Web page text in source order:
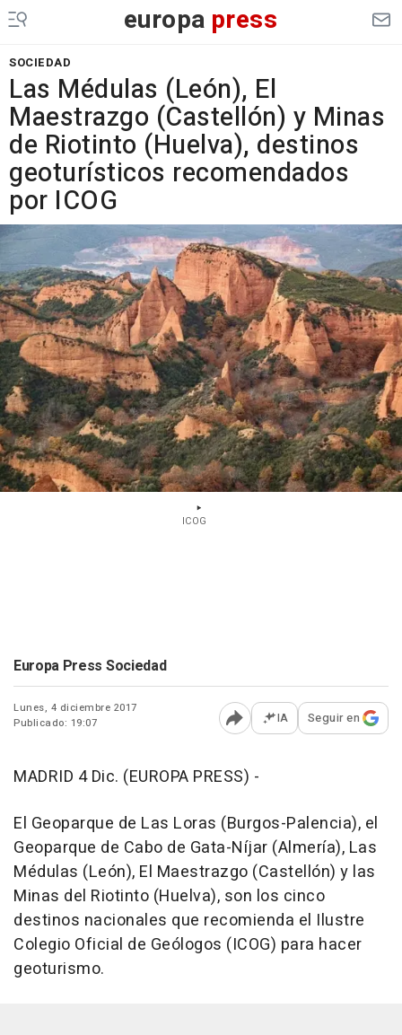
europa press
SOCIEDAD
Las Médulas (León), El
Maestrazgo (Castellón) y Minas
de Riotinto (Huelva), destinos
geoturísticos recomendados
por ICOG
ICOG
Europa Press Sociedad
Lunes, 4 diciembre 2017
Publicado: 19:07
Abrir opciones para
IA Seguir en
MADRID 4 Dic. (EUROPA PRESS) -
El Geoparque de Las Loras (Burgos-Palencia), el
Geoparque de Cabo de Gata-Níjar (Almería), Las
Médulas (León), El Maestrazgo (Castellón) y las
Minas del Riotinto (Huelva), son los cinco
destinos nacionales que recomienda el Ilustre
Colegio Oficial de Geólogos (ICOG) para hacer
geoturismo.